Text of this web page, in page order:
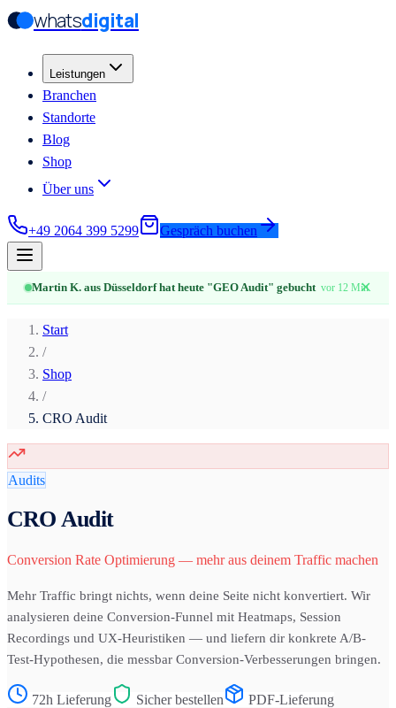
Zum Hauptinhalt springen
Zum Hauptinhalt springen
whatsdigital
Leistungen
Branchen
Standorte
Blog
Shop
Über uns
+49 2064 399 5299 Gespräch buchen
Martin K. aus Düsseldorf hat heute "GEO Audit" gebucht vor 12 Min.
✕
Start
/
Shop
/
CRO Audit
Audits
CRO Audit
Conversion Rate Optimierung — mehr aus deinem Traffic machen
Mehr Traffic bringt nichts, wenn deine Seite nicht konvertiert. Wir
analysieren deine Conversion-Funnel mit Heatmaps, Session
Recordings und UX-Heuristiken — und liefern dir konkrete A/B-
Test-Hypothesen, die messbar Conversion-Verbesserungen bringen.
72h Lieferung Sicher bestellen
PDF-Lieferung